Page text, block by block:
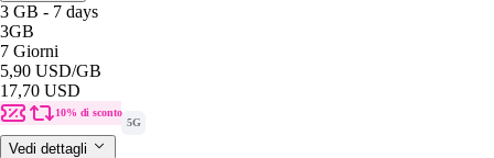
3 GB - 7 days
3GB
7 Giorni
5,90 USD/GB
17,70 USD
10% di sconto
5G
Vedi dettagli